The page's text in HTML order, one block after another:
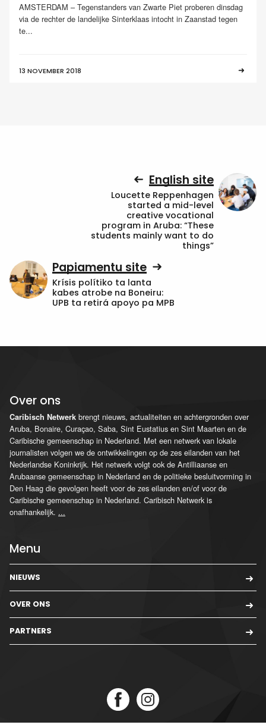
AMSTERDAM – Tegenstanders van Zwarte Piet proberen dinsdag
via de rechter de landelijke Sinterklaas intocht in Zaanstad tegen
te...
13 NOVEMBER 2018
English site
Loucette Reppenhagen
started a mid-level
creative vocational
program in Aruba: “These
students mainly want to do
things”
Papiamentu site
Krísis polítiko ta lanta
kabes atrobe na Boneiru:
UPB ta retirá apoyo pa MPB
Over ons
Caribisch Netwerk brengt nieuws, actualiteiten en achtergronden over
Aruba, Bonaire, Curaçao, Saba, Sint Eustatius en Sint Maarten en de
Caribische gemeenschap in Nederland. Met een netwerk van lokale
journalisten volgen we de ontwikkelingen op de zes eilanden van het
Nederlandse Koninkrijk. Het netwerk volgt ook de Antilliaanse en
Arubaanse gemeenschap in Nederland en de politieke besluitvorming in
Den Haag die gevolgen heeft voor de zes eilanden en/of voor de
Caribische gemeenschap in Nederland. Caribisch Netwerk is
onafhankelijk. ...
Menu
NIEUWS
OVER ONS
PARTNERS